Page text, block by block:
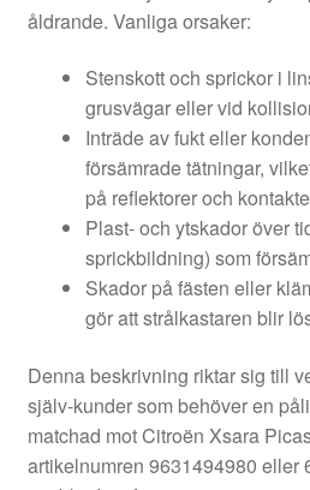
åldrande. Vanliga orsaker:
Stenskott och sprickor i
grusvägar eller vid
Inträde av fukt eller
försämrade tätningar,
på reflektorer och
Plast- och ytskador över
sprickbildning) som
Skador på fästen eller
gör att strålkastaren blir
Denna beskrivning riktar sig till
själv-kunder som behöver en
matchad mot Citroën Xsara
artikelnumren 9631494980 eller